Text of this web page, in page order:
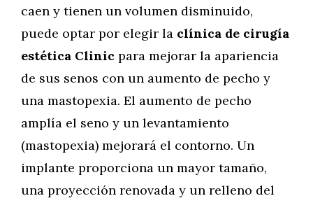
caen y tienen un volumen disminuido,
puede optar por elegir la clínica de cirugía
estética Clinic para mejorar la apariencia
de sus senos con un aumento de pecho y
una mastopexia. El aumento de pecho
amplía el seno y un levantamiento
(mastopexia) mejorará el contorno. Un
implante proporciona un mayor tamaño,
una proyección renovada y un relleno del